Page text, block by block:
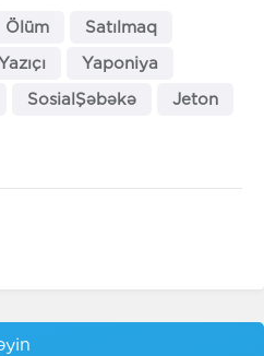
Ölüm
Satılmaq
Yaponiya
SosialŞəbəkə
Jeton